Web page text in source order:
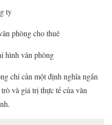
ty
phòng cho thuê
hình văn phòng
chỉ cần một định nghĩa ngắn
và giá trị thực tế của văn